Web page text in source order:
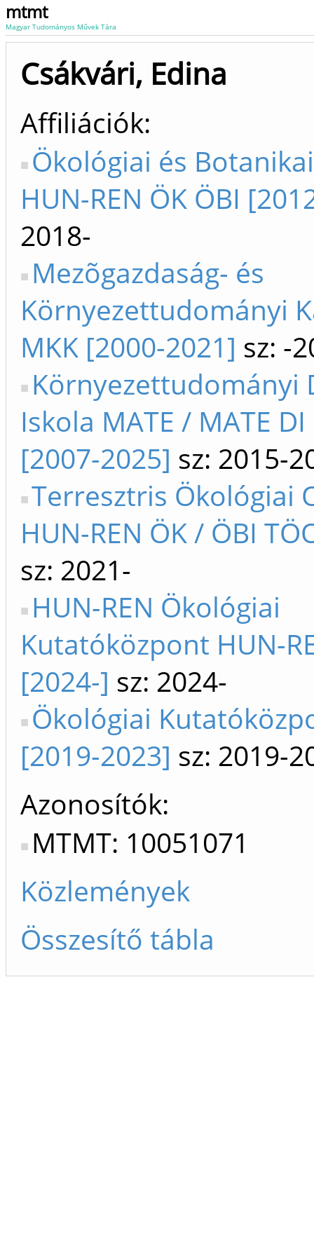
mtmt
Magyar Tudományos Művek Tára
Csákvári, Edina
Affiliációk
Ökológiai és
HUN-REN ÖK ÖBI
2018-
Mezõgazdaság- és
Környezettudományi
MKK [2000-2021] sz: -
Környezettudományi
Iskola MATE / MATE DI
[2007-2025] sz: 2015-
Terresztris Ökológiai
HUN-REN ÖK / ÖBI
sz: 2021-
HUN-REN Ökológiai
Kutatóközpont HUN-
[2024-] sz: 2024-
Ökológiai
[2019-2023] sz: 2019-
Azonosítók
MTMT: 10051071
Közlemények
Összesítő tábla